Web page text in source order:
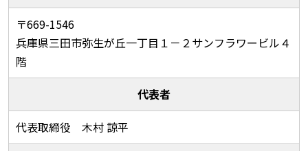
〒669-1546
兵庫県三田市弥生が丘一丁目１－２サンフラワービル４
階
代表者
代表取締役 木村 諒平